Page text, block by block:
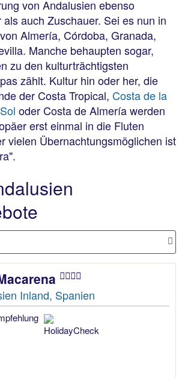
von Andalusien ebenso
auch Zuschauer. Sei es nun in
Almería, Córdoba, Granada,
Manche behaupten sogar,
zu den kulturträchtigsten
zählt. Kultur hin oder her, die
der Costa Tropical, Costa de la
oder Costa de Almería werden
erst einmal in die Fluten
vielen Übernachtungsmöglichen ist
Inland, Spanien